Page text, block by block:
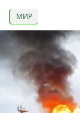
МИР